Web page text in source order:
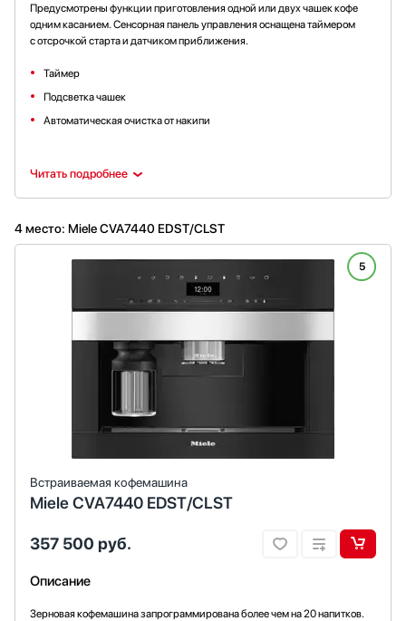
Предусмотрены функции приготовления одной или двух чашек кофе
одним касанием. Сенсорная панель управления оснащена таймером
с отсрочкой старта и датчиком приближения.
Таймер
Подсветка чашек
Автоматическая очистка от накипи
Читать подробнее
4 место: Miele CVA7440 EDST/CLST
5
Встраиваемая кофемашина
Miele CVA7440 EDST/CLST
357 500 руб.
Описание
Зерновая кофемашина запрограммирована более чем на 20 напитков.